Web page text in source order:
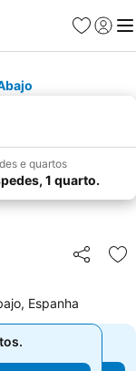
Favoritos
Iniciar
e quartos
1 quarto.
Partilhar
Espanha